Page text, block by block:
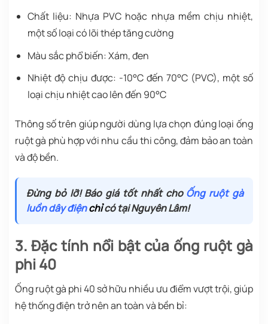
Chất liệu: Nhựa PVC hoặc nhựa mềm chịu nhiệt,
một số loại có lõi thép tăng cường
Màu sắc phổ biến: Xám, đen
Nhiệt độ chịu được: -10°C đến 70°C (PVC), một số
loại chịu nhiệt cao lên đến 90°C
Thông số trên giúp người dùng lựa chọn đúng loại ống
ruột gà phù hợp với nhu cầu thi công, đảm bảo an toàn
và độ bền.
Đừng bỏ lỡ! Báo giá tốt nhất cho Ống ruột gà
luồn dây điệnchỉcó tại Nguyên Lâm!
3. Đặc tính nổi bật của ống ruột gà
phi 40
Ống ruột gà phi 40 sở hữu nhiều ưu điểm vượt trội, giúp
hệ thống điện trở nên an toàn và bền bỉ: